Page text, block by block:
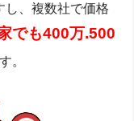
し、複数社で価格
でも400万.500
。